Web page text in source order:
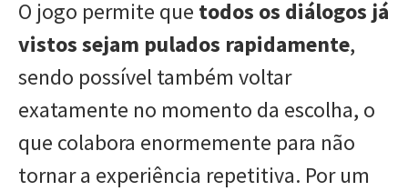
O jogo permite que todos os diálogos já
vistos sejam pulados rapidamente,
sendo possível também voltar
exatamente no momento da escolha, o
que colabora enormemente para não
tornar a experiência repetitiva. Por um